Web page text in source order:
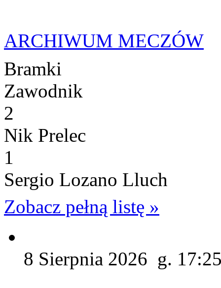
ARCHIWUM MECZÓW
Bramki
Zawodnik
2
Nik Prelec
1
Sergio Lozano Lluch
Zobacz pełną listę »
8 Sierpnia 2026 g.